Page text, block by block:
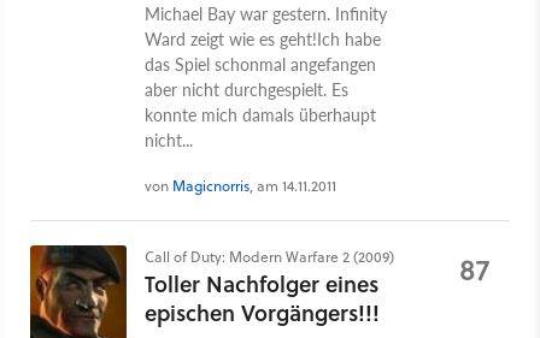
Michael Bay war gestern. Infinity
Ward zeigt wie es geht!Ich habe
das Spiel schonmal angefangen
aber nicht durchgespielt. Es
konnte mich damals überhaupt
nicht...
von Magicnorris, am 14.11.2011
Call of Duty: Modern Warfare 2 (2009)
Toller Nachfolger eines
epischen Vorgängers!!!
87